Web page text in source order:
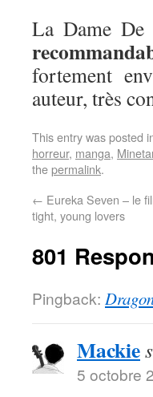
La Dame
fortement
auteur, très
This entry was posted
horreur, manga,
thepermalink.
← Eureka Seven – le
tight, young lovers
801
Pingback:
Mackie
5 octobre